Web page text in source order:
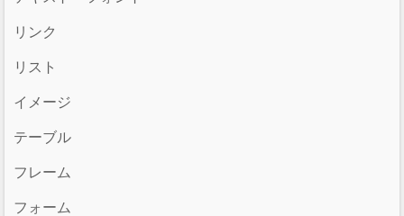
リンク
リスト
イメージ
テーブル
フレーム
フォーム